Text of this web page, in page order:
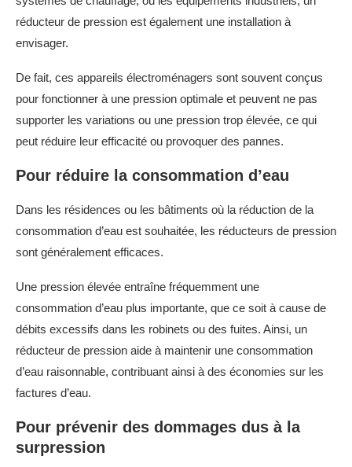
réducteur de pression est également une installation à
envisager.
De fait, ces appareils électroménagers sont souvent conçus
pour fonctionner à une pression optimale et peuvent ne pas
supporter les variations ou une pression trop élevée, ce qui
peut réduire leur efficacité ou provoquer des pannes.
Pour réduire la consommation d’eau
Dans les résidences ou les bâtiments où la réduction de la
consommation d’eau est souhaitée, les réducteurs de pression
sont généralement efficaces.
Une pression élevée entraîne fréquemment une
consommation d’eau plus importante, que ce soit à cause de
débits excessifs dans les robinets ou des fuites. Ainsi, un
réducteur de pression aide à maintenir une consommation
d’eau raisonnable, contribuant ainsi à des économies sur les
factures d’eau.
Pour prévenir des dommages dus à la
surpression